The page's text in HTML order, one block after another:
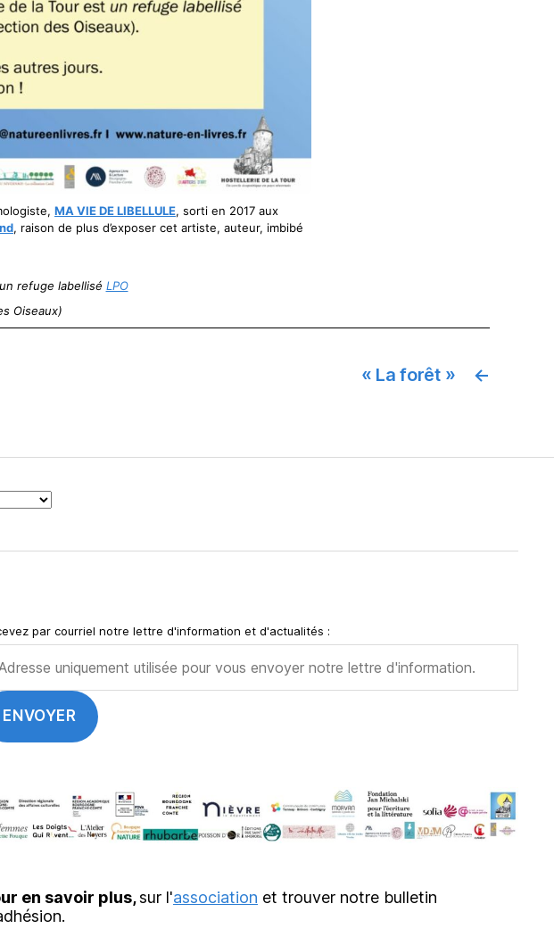
MA VIE DE LIBELLULE, sorti en 2017 aux
, raison de plus d’exposer cet artiste, auteur, imbibé
refuge labellisé LPO
Oiseaux)
←
« La forêt »
par courriel notre lettre d'information et d'actualités :
en savoir plus,sur l'association et trouver notre bulletin